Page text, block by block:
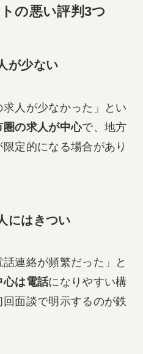
の悪い評判3つ
が少ない
求人が少なかった」とい
の求人が中心で、地方
定的になる場合があり
にはきつい
話連絡が頻繁だった」と
心は電話になりやすい構
面談で明示するのが鉄